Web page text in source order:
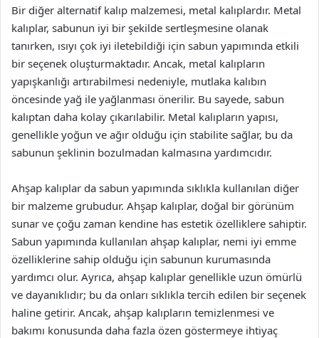
Bir diğer alternatif kalıp malzemesi, metal kalıplardır. Metal
kalıplar, sabunun iyi bir şekilde sertleşmesine olanak
tanırken, ısıyı çok iyi iletebildiği için sabun yapımında etkili
bir seçenek oluşturmaktadır. Ancak, metal kalıpların
yapışkanlığı artırabilmesi nedeniyle, mutlaka kalıbın
öncesinde yağ ile yağlanması önerilir. Bu sayede, sabun
kalıptan daha kolay çıkarılabilir. Metal kalıpların yapısı,
genellikle yoğun ve ağır olduğu için stabilite sağlar, bu da
sabunun şeklinin bozulmadan kalmasına yardımcıdır.
Ahşap kalıplar da sabun yapımında sıklıkla kullanılan diğer
bir malzeme grubudur. Ahşap kalıplar, doğal bir görünüm
sunar ve çoğu zaman kendine has estetik özelliklere sahiptir.
Sabun yapımında kullanılan ahşap kalıplar, nemi iyi emme
özelliklerine sahip olduğu için sabunun kurumasında
yardımcı olur. Ayrıca, ahşap kalıplar genellikle uzun ömürlü
ve dayanıklıdır; bu da onları sıklıkla tercih edilen bir seçenek
haline getirir. Ancak, ahşap kalıpların temizlenmesi ve
bakımı konusunda daha fazla özen göstermeye ihtiyaç